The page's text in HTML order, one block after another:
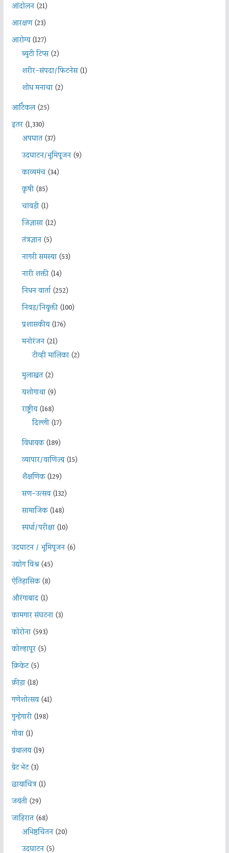
आंदोलन(21)
आरक्षण(23)
आरोग्य(127)
ब्युटी टिप्स(2)
शरीर-संपदा/फिटनेस(1)
शोध मनाचा(2)
आर्टिकल(25)
इतर(1,330)
अपघात(37)
उदघाटन/भूमिपूजन(9)
काव्यमंच(34)
कृषी(85)
चावडी(1)
जिज्ञासा(12)
तंत्रज्ञान(5)
नागरी समस्या(53)
नारी शक्ती(14)
निधन वार्ता(252)
निवड/नियुक्ती(100)
प्रशासकीय(176)
मनोरंजन(21)
टीव्ही मालिका(2)
मुलाखत(2)
यशोगाथा(9)
राष्ट्रीय(168)
दिल्ली(17)
विधायक(189)
व्यापार/वाणिज्य(15)
शैक्षणिक(129)
सण-उत्सव(132)
सामाजिक(148)
स्पर्धा/परीक्षा(10)
उदघाटन / भूमिपूजन(6)
उद्योग विश्व(45)
ऐतिहासिक(8)
औरंगाबाद(1)
कामगार संघटना(3)
कोरोना(593)
कोल्हापूर(5)
क्रिकेट(5)
क्रीडा(18)
गणेशोत्सव(41)
गुन्हेगारी(198)
गोवा(1)
ग्रंथालय(19)
ग्रेट भेट(3)
छायाचित्र(1)
जयंती(29)
जाहिरात(68)
अभिष्ठचिंतन(20)
उदघाटन(5)